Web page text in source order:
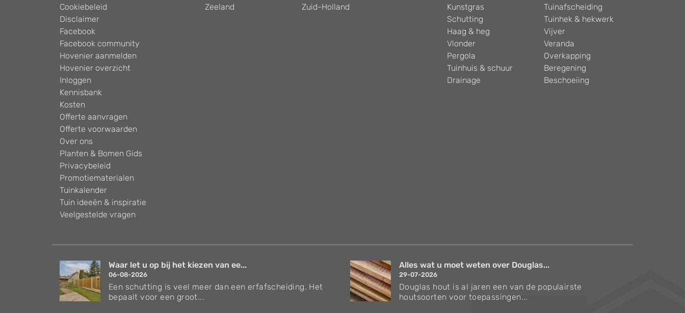
Cookiebeleid
Disclaimer
Facebook
Facebook community
Hovenier aanmelden
Hovenier overzicht
Inloggen
Kennisbank
Kosten
Offerte aanvragen
Offerte voorwaarden
Over ons
Planten & Bomen Gids
Privacybeleid
Promotiematerialen
Tuinkalender
Tuin ideeën & inspiratie
Veelgestelde vragen
Zeeland
Zuid-Holland
Kunstgras
Tuinafscheiding
Schutting
Tuinhek & hekwerk
Haag & heg
Vijver
Vlonder
Veranda
Pergola
Overkapping
Tuinhuis & schuur
Beregening
Drainage
Beschoeiing
Waar let u op bij het kiezen van ee...
06-08-2026
Een schutting is veel meer dan een erfafscheiding. Het
bepaalt voor een groot...
Alles wat u moet weten over Douglas...
29-07-2026
Douglas hout is al jaren een van de populairste
houtsoorten voor toepassingen...